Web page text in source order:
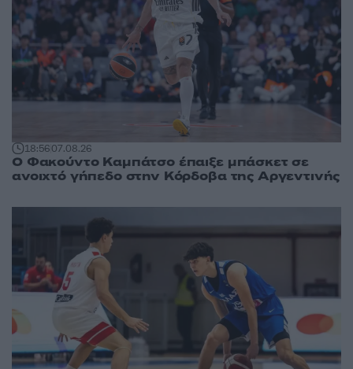
18:5607.08.26
Ο Φακούντο Καμπάτσο έπαιξε μπάσκετ σε
ανοιχτό γήπεδο στην Κόρδοβα της Αργεντινής